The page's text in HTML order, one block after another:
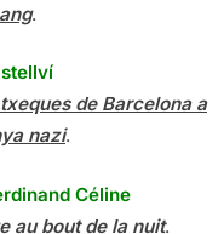
.
de Barcelona a
nazi.
Céline
au bout de la nuit.